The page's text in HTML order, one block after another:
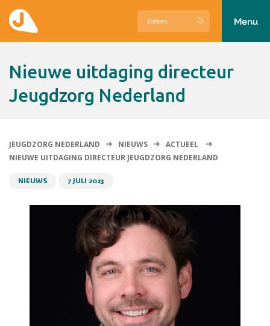
Contact
Menu
Nieuwe uitdaging directeur
Jeugdzorg Nederland
JEUGDZORG NEDERLAND NIEUWS
ACTUEEL
NIEUWE UITDAGING DIRECTEUR JEUGDZORG NEDERLAND
NIEUWS 7 JULI 2023